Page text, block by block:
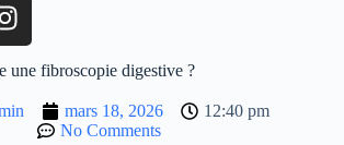
une fibroscopie digestive ?
mars 18, 2026
12:40 pm
No Comments